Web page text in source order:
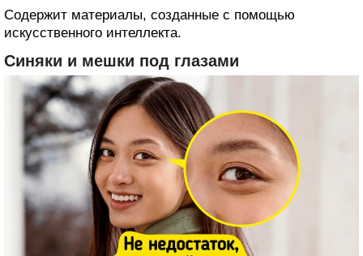
Содержит материалы, созданные с помощью
искусственного интеллекта.
Синяки и мешки под глазами